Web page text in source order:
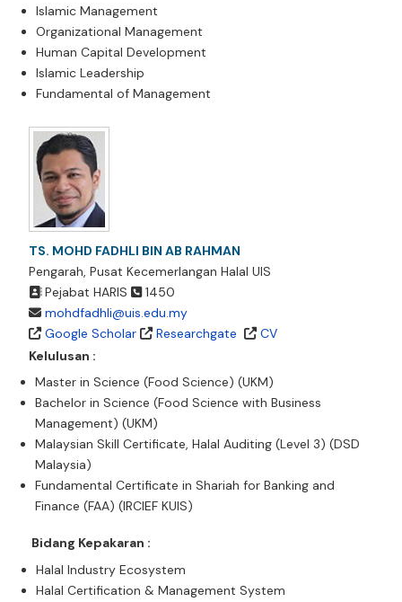
Islamic Management
Organizational Management
Human Capital Development
Islamic Leadership
Fundamental of Management
TS. MOHD FADHLI BIN AB RAHMAN
Pengarah, Pusat Kecemerlangan Halal UIS
Pejabat HARIS
1450
mohdfadhli@uis.edu.my
Google Scholar
Researchgate
CV
Kelulusan :
Master in Science (Food Science) (UKM)
Bachelor in Science (Food Science with Business
Management) (UKM)
Malaysian Skill Certificate, Halal Auditing (Level 3) (DSD
Malaysia)
Fundamental Certificate in Shariah for Banking and
Finance (FAA) (IRCIEF KUIS)
Bidang Kepakaran :
Halal Industry Ecosystem
Halal Certification & Management System